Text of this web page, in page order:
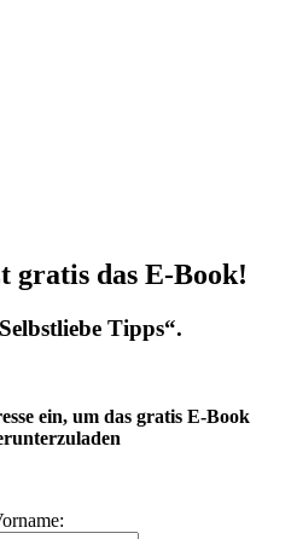
gratis das E-Book!
Tipps“.
ein, um das gratis E-Book